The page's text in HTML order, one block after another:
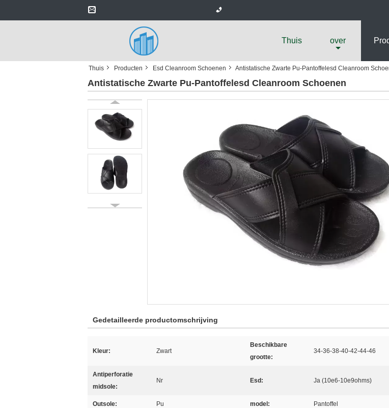
Thuis over
Thuis Producten Esd Cleanroom Schoenen Antistatische Zwarte Pu-Pantoffelesd Cleanroom
Antistatische Zwarte Pu-Pantoffelesd Cleanroom Schoenen
Gedetailleerde productomschrijving
Kleur: Zwart
Beschikbare
grootte:
34-36-38-40-42-44-46
Antiperforatie
midsole:
Nr Esd: Ja (10e6-10e9ohms)
Outsole: Pu model: Pantoffel